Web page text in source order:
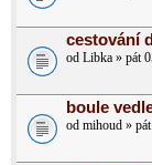
cestování
od Libka » pát
boule
od mihoud »